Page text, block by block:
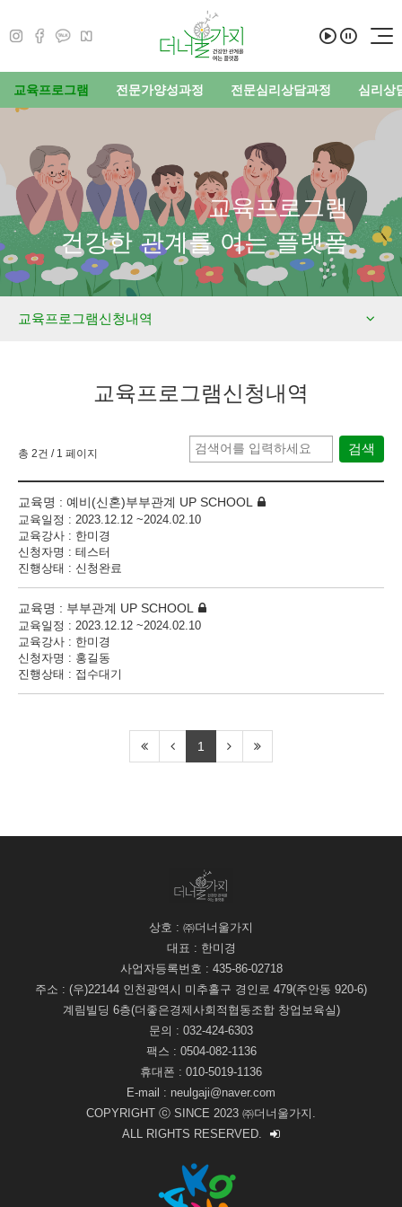
교육프로그램 전문가양성과정 전문심리상담과정 심리상
교육프로그램
건강한 관계를 여는 플랫폼
교육프로그램신청내역
교육프로그램신청내역
총 2건 / 1 페이지 검색
교육명 : 예비(신혼)부부관계 UP SCHOOL
교육일정 : 2023.12.12 ~2024.02.10
교육강사 : 한미경
신청자명 : 테스터
진행상태 : 신청완료
교육명 : 부부관계 UP SCHOOL
교육일정 : 2023.12.12 ~2024.02.10
교육강사 : 한미경
신청자명 : 홍길동
진행상태 : 접수대기
1
상호 : ㈜더너울가지
대표 : 한미경
사업자등록번호 : 435-86-02718
주소 : (우)22144 인천광역시 미추홀구 경인로 479(주안동 920-6)
계림빌딩 6층(더좋은경제사회적협동조합 창업보육실)
문의 : 032-424-6303
팩스 : 0504-082-1136
휴대폰 : 010-5019-1136
E-mail : neulgaji@naver.com
COPYRIGHT ⓒ SINCE 2023 ㈜더너울가지.
ALL RIGHTS RESERVED.